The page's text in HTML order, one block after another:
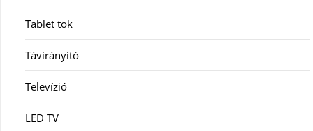
Tablet tok
Távirányító
Televízió
LED TV